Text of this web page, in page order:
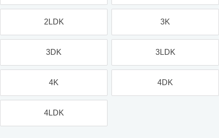
2LDK 3K
3DK 3LDK
4K 4DK
4LDK